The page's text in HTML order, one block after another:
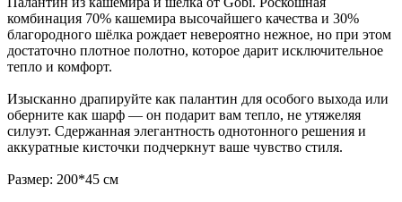
комбинация 70% кашемира высочайшего качества и 30%
благородного шёлка рождает невероятно нежное, но при этом
достаточно плотное полотно, которое дарит исключительное
тепло и комфорт.
Изысканно драпируйте как палантин для особого выхода или
оберните как шарф — он подарит вам тепло, не утяжеляя
силуэт. Сдержанная элегантность однотонного решения и
аккуратные кисточки подчеркнут ваше чувство стиля.
Размер: 200*45 см